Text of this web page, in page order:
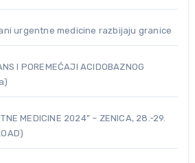
urgentne medicine razbijaju granice
I POREMEĆAJI ACIDOBAZNOG
MEDICINE 2024” – ZENICA, 28.-29.